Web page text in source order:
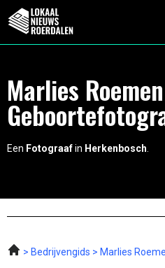
Marlies Roemen
Een Fotograafin Herkenbosch
Bedrijvengids Marlies